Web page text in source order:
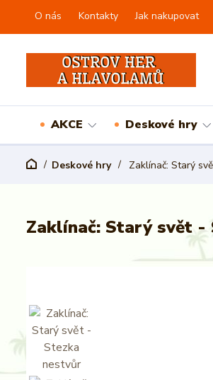
O nás Kontakty Jak nakupovat
AKCE Deskové hry
Deskové hry Zaklínač: Starý
Zaklínač: Starý svět -